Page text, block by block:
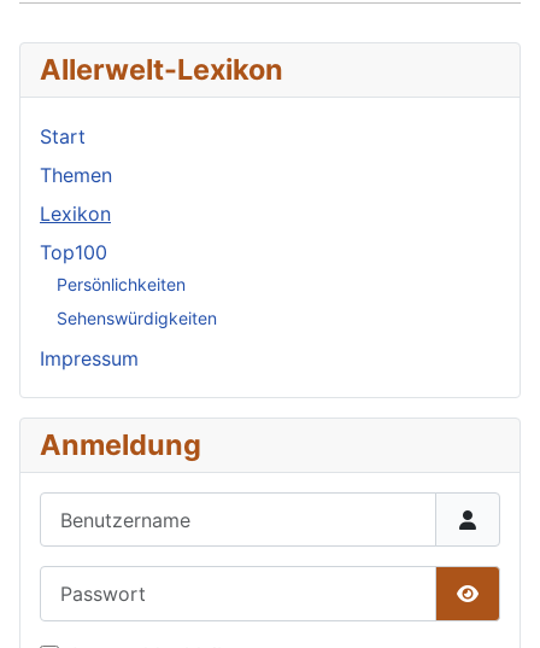
Allerwelt-Lexikon
Start
Themen
Lexikon
Top100
Persönlichkeiten
Sehenswürdigkeiten
Impressum
Anmeldung